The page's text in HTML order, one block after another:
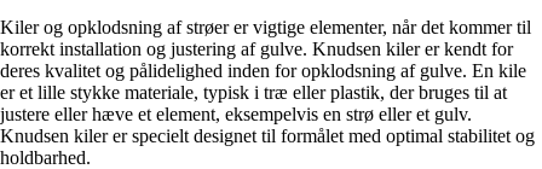
Kiler og opklodsning af strøer er vigtige elementer, når det kommer til
korrekt installation og justering af gulve. Knudsen kiler er kendt for
deres kvalitet og pålidelighed inden for opklodsning af gulve. En kile
er et lille stykke materiale, typisk i træ eller plastik, der bruges til at
justere eller hæve et element, eksempelvis en strø eller et gulv.
Knudsen kiler er specielt designet til formålet med optimal stabilitet og
holdbarhed.